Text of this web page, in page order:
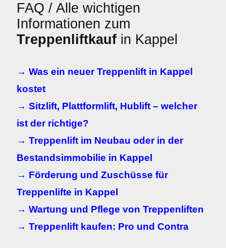
FAQ / Alle wichtigen
Informationen zum
Treppenliftkauf in Kappel
→ Was ein neuer Treppenlift in Kappel
kostet
→ Sitzlift, Plattformlift, Hublift – welcher
ist der richtige?
→ Treppenlift im Neubau oder in der
Bestandsimmobilie in Kappel
→ Förderung und Zuschüsse für
Treppenlifte in Kappel
→ Wartung und Pflege von Treppenliften
→ Treppenlift kaufen: Pro und Contra